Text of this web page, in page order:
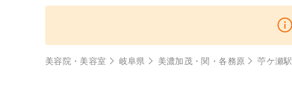
美容院・美容室 岐阜県 美濃加茂・関・各務原 苧ケ瀬駅